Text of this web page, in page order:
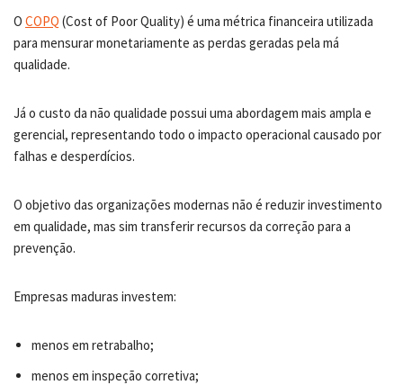
O COPQ (Cost of Poor Quality) é uma métrica financeira utilizada
para mensurar monetariamente as perdas geradas pela má
qualidade.
Já o custo da não qualidade possui uma abordagem mais ampla e
gerencial, representando todo o impacto operacional causado por
falhas e desperdícios.
O objetivo das organizações modernas não é reduzir investimento
em qualidade, mas sim transferir recursos da correção para a
prevenção.
Empresas maduras investem:
menos em retrabalho;
menos em inspeção corretiva;